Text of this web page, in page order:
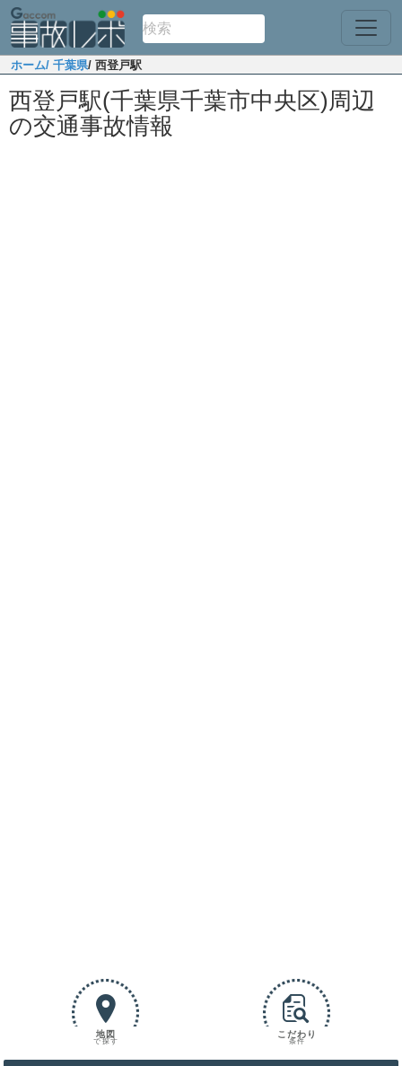
ホーム/ 千葉県/ 西登戸駅
西登戸駅(千葉県千葉市中央区)周辺
の交通事故情報
地図
で探す
こだわり
条件